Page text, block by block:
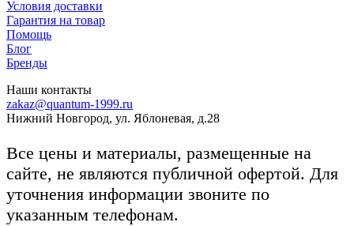
Условия доставки
Гарантия на товар
Помощь
Блог
Бренды
Наши контакты
zakaz@quantum-1999.ru
Нижний Новгород, ул. Яблоневая, д.28
Все цены и материалы, размещенные на
сайте, не являются публичной офертой. Для
уточнения информации звоните по
указанным телефонам.